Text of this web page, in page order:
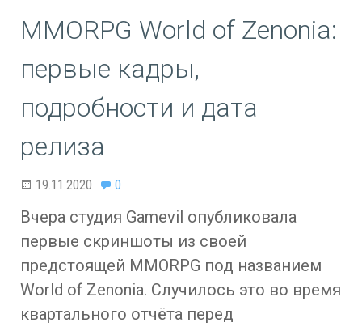
MMORPG World of Zenonia:
первые кадры,
подробности и дата
релиза
19.11.2020 0
Вчера студия Gamevil опубликовала
первые скриншоты из своей
предстоящей MMORPG под названием
World of Zenonia. Случилось это во время
квартального отчёта перед